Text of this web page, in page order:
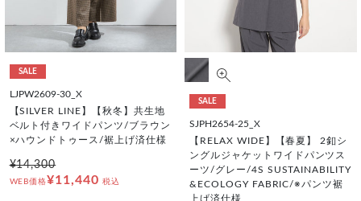
SALE
LJPW2609-30_X
【SILVER LINE】【秋冬】共生地
ベルト付きワイドパンツ/ブラウン
×ハウンドトゥース/裾上げ済仕様
¥14,300
WEB価格¥11,440 税込
SALE
SJPH2654-25_X
【RELAX WIDE】【春夏】 2釦シ
ングルジャケットワイドパンツス
ーツ/グレー/4S SUSTAINABILITY
&ECOLOGY FABRIC/※パンツ裾
上げ済仕様